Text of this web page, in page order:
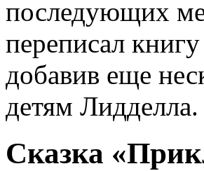
последующих
переписал
добавив еще
детям Лидделла.
Сказка